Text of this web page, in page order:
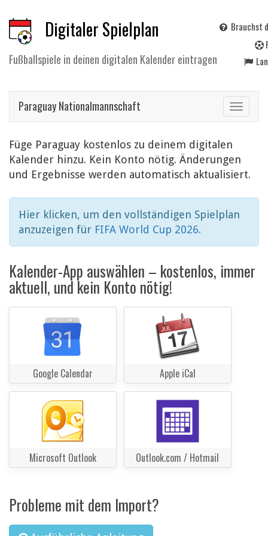
Digitaler Spielplan
Fußballspiele in deinen digitalen Kalender eintragen
Brauchst
Toggle
Paraguay Nationalmannschaft
Füge Paraguay kostenlos zu deinem digitalen
Kalender hinzu. Kein Konto nötig. Änderungen
und Ergebnisse werden automatisch aktualisiert.
Hier klicken, um den vollständigen Spielplan
anzuzeigen für FIFA World Cup 2026.
Kalender-App auswählen – kostenlos, immer
aktuell, und kein Konto nötig!
Google Calendar Apple iCal
Microsoft Outlook Outlook.com / Hotmail
Probleme mit dem Import?